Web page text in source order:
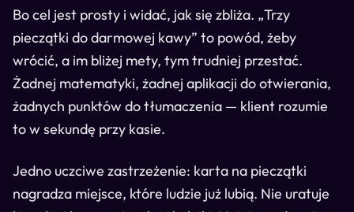
Bo cel jest prosty i widać, jak się zbliża. „Trzy
pieczątki do darmowej kawy” to powód, żeby
wrócić, a im bliżej mety, tym trudniej przestać.
Żadnej matematyki, żadnej aplikacji do otwierania,
żadnych punktów do tłumaczenia — klient rozumie
to w sekundę przy kasie.
Jedno uczciwe zastrzeżenie: karta na pieczątki
nagradza miejsce, które ludzie już lubią. Nie uratuje